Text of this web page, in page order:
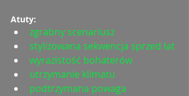
Atuty:
zgrabny scenariusz
stylizowana sekwencja sprzed lat
wyrazistość bohaterów
utrzymanie klimatu
podtrzymana powaga